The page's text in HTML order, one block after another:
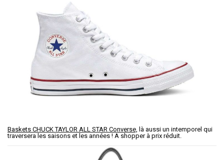
Baskets CHUCK TAYLOR ALL STAR Converse, là aussi un intemporel qui
traversera les saisons et les années ! A shopper à prix réduit.